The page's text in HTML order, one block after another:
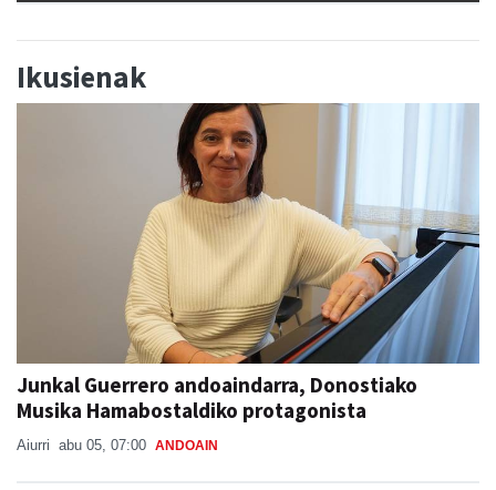
Ikusienak
Junkal Guerrero andoaindarra, Donostiako
Musika Hamabostaldiko protagonista
Aiurri abu 05, 07:00 ANDOAIN